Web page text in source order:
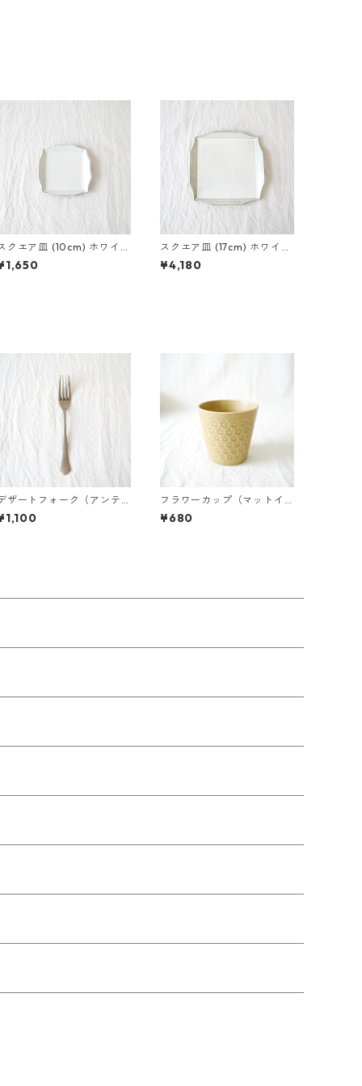
クエア皿 (10cm) ホワイト
ッシュ
スクエア皿 (17cm) ホワイト
アッシュ
¥4,180
ザートフォーク（アンテ
ークゴールド）
フラワーカップ（マットイ
エロー）
¥680